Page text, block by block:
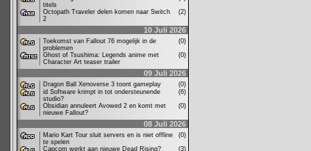
titels
Octopath Traveler delen komen naar Switch
2
(2)
10 Juli 2026
Toekomst van Fallout 76 mogelijk in de
problemen
(0)
Ghost of Tsushima: Legends anime met
Character Art teaser trailer
(0)
09 Juli 2026
Dragon Ball Xenoverse 3 toont gameplay
(0)
id Software krimpt in tot ondersteunende
studio?
(6)
Obsidian annuleert Avowed 2 en komt met
nieuwe Fallout?
(0)
08 Juli 2026
Mario Kart Tour sluit servers en is niet offline
te spelen
(0)
Capcom werkt aan nieuwe Dead Rising?
(3)